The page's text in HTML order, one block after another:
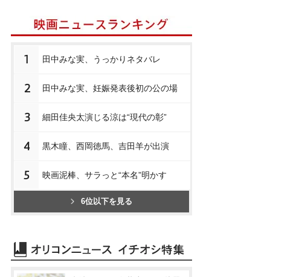
1 田中みな実、うっかりネタバレ
2 田中みな実、妊娠発表後初の公の場
3 細田佳央太演じる涼は“現代の彰”
4 黒木瞳、西岡徳馬、吉田羊が出演
5 映画泥棒、サラっと“本名”明かす
6位以下を見る